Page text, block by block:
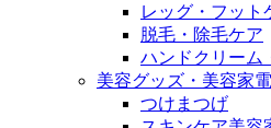
レッグ・フット
脱毛・除毛ケア
ハンドクリーム
美容グッズ・美容家電
つけまつげ